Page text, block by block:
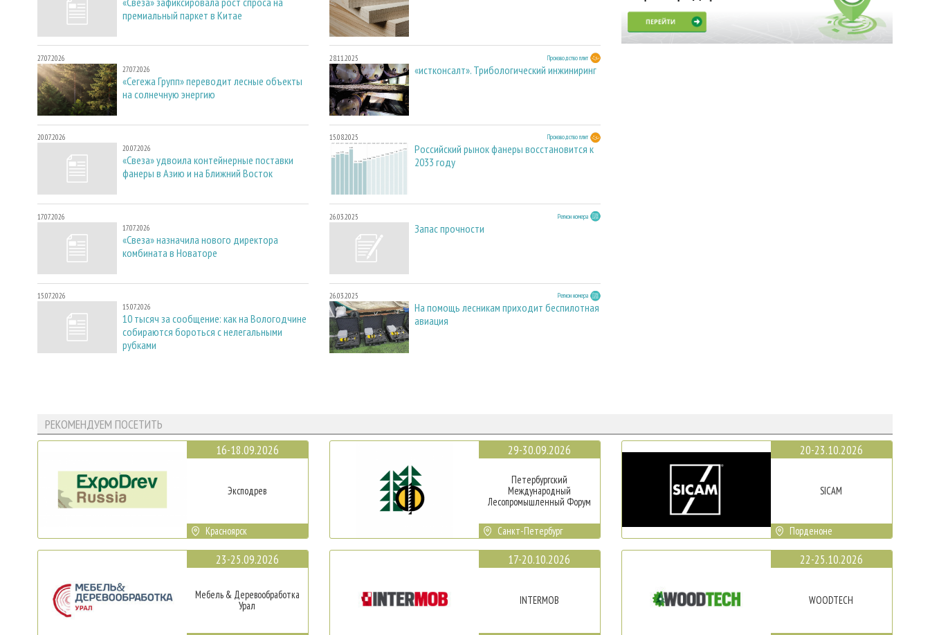
премиальный паркет в Китае
27.07.2026
27.07.2026
«Сегежа Групп» переводит лесные объекты
на солнечную энергию
20.07.2026
20.07.2026
«Свеза» удвоила контейнерные поставки
фанеры в Азию и на Ближний Восток
17.07.2026
17.07.2026
«Свеза» назначила нового директора
комбината в Новаторе
15.07.2026
15.07.2026
10 тысяч за сообщение: как на Вологодчине
собираются бороться с нелегальными
рубками
28.11.2025 Производство плит
«истконсалт». Трибологический инжиниринг
15.08.2025 Производство плит
Российский рынок фанеры восстановится к
2033 году
26.03.2025 Регион номера
Запас прочности
26.03.2025 Регион номера
На помощь лесникам приходит беспилотная
авиация
РЕКОМЕНДУЕМ ПОСЕТИТЬ
16-18.09.2026
Эксподрев
Красноярск
23-25.09.2026
Мебель & Деревообработка
Урал
29-30.09.2026
Петербургский
Международный
Лесопромышленный Форум
Санкт-Петербург
17-20.10.2026
INTERMOB
20-23.10.2026
SICAM
Порденоне
22-25.10.2026
WOODTECH